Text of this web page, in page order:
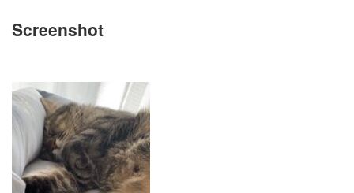
Screenshot
里親について
お問い合わせ